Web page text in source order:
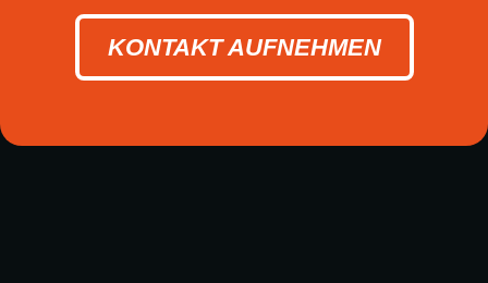
KONTAKT AUFNEHMEN